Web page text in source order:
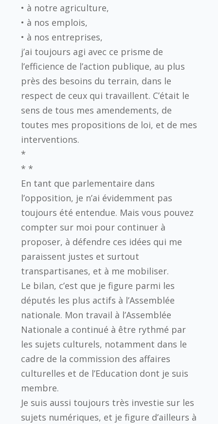
• à notre agriculture,
• à nos emplois,
• à nos entreprises,
j’ai toujours agi avec ce prisme de
l’efficience de l’action publique, au plus
près des besoins du terrain, dans le
respect de ceux qui travaillent. C’était le
sens de tous mes amendements, de
toutes mes propositions de loi, et de mes
interventions.
*
* *
En tant que parlementaire dans
l’opposition, je n’ai évidemment pas
toujours été entendue. Mais vous pouvez
compter sur moi pour continuer à
proposer, à défendre ces idées qui me
paraissent justes et surtout
transpartisanes, et à me mobiliser.
Le bilan, c’est que je figure parmi les
députés les plus actifs à l’Assemblée
nationale. Mon travail à l’Assemblée
Nationale a continué à être rythmé par
les sujets culturels, notamment dans le
cadre de la commission des affaires
culturelles et de l’Education dont je suis
membre.
Je suis aussi toujours très investie sur les
sujets numériques, et je figure d’ailleurs à